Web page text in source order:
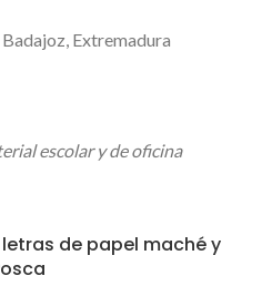
Extremadura
escolar y de oficina
de papel maché y